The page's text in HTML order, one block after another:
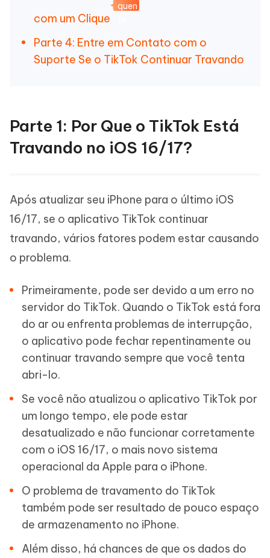
com um Clique
quen
Parte 4: Entre em Contato com o
Suporte Se o TikTok Continuar Travando
Parte 1: Por Que o TikTok Está
Travando no iOS 16/17?
Após atualizar seu iPhone para o último iOS
16/17, se o aplicativo TikTok continuar
travando, vários fatores podem estar causando
o problema.
Primeiramente, pode ser devido a um erro no
servidor do TikTok. Quando o TikTok está fora
do ar ou enfrenta problemas de interrupção,
o aplicativo pode fechar repentinamente ou
continuar travando sempre que você tenta
abri-lo.
Se você não atualizou o aplicativo TikTok por
um longo tempo, ele pode estar
desatualizado e não funcionar corretamente
com o iOS 16/17, o mais novo sistema
operacional da Apple para o iPhone.
O problema de travamento do TikTok
também pode ser resultado de pouco espaço
de armazenamento no iPhone.
Além disso, há chances de que os dados do